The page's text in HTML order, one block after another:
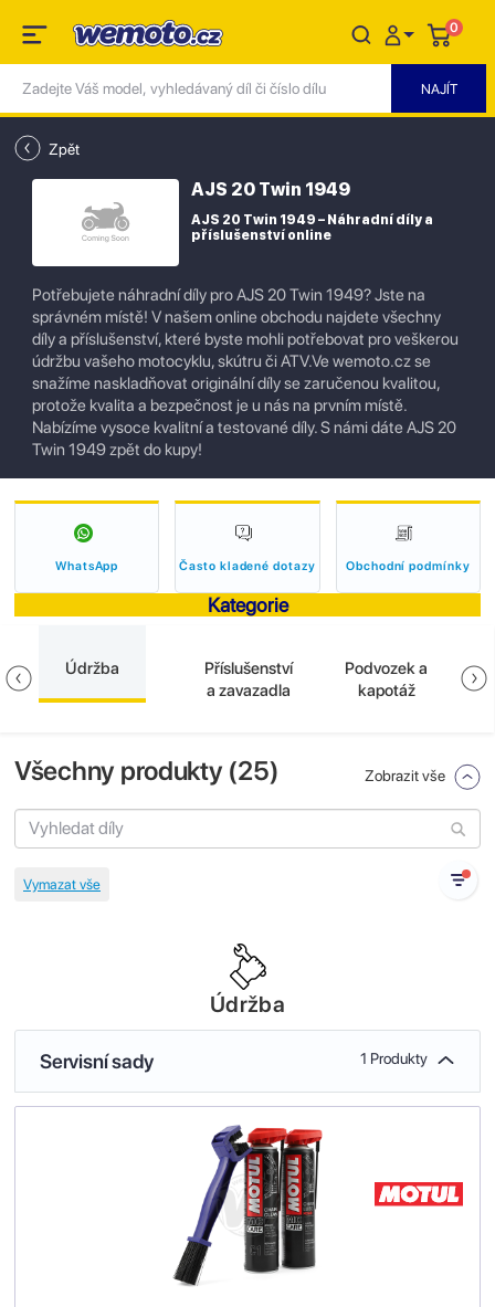
0
Zpět
AJS 20 Twin 1949
AJS 20 Twin 1949 – Náhradní díly a
příslušenství online
Potřebujete náhradní díly pro AJS 20 Twin 1949? Jste na
správném místě! V našem online obchodu najdete všechny
díly a příslušenství, které byste mohli potřebovat pro veškerou
údržbu vašeho motocyklu, skútru či ATV.Ve wemoto.cz se
snažíme naskladňovat originální díly se zaručenou kvalitou,
protože kvalita a bezpečnost je u nás na prvním místě.
Nabízíme vysoce kvalitní a testované díly. S námi dáte AJS 20
Twin 1949 zpět do kupy!
WhatsApp Často kladené dotazy Obchodní podmínky
Kategorie
Údržba
Příslušenství
a zavazadla
Podvozek a
kapotáž
Všechny produkty (25) Zobrazit vše
Údržba
Servisní sady 1 Produkty